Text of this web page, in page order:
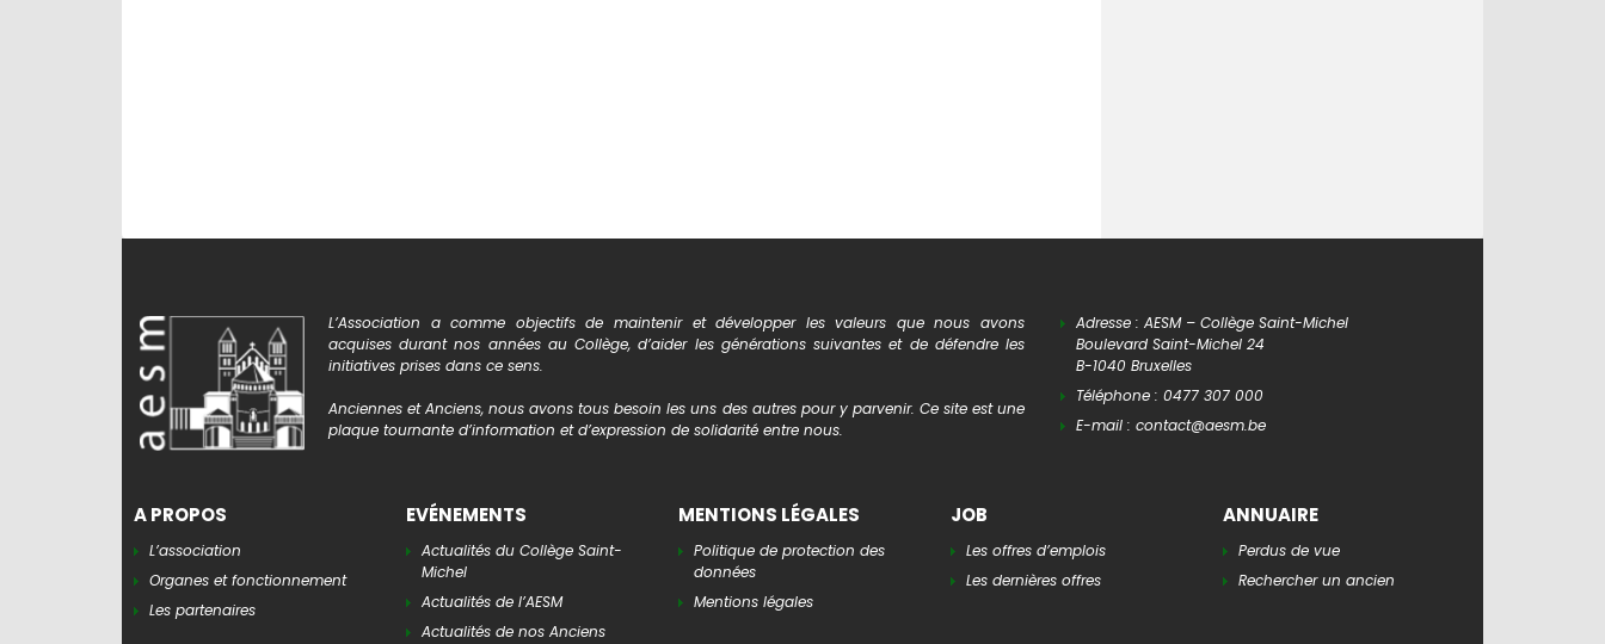
L’Association a comme objectifs de maintenir et développer les valeurs que nous avons
acquises durant nos années au Collège, d’aider les générations suivantes et de défendre les
initiatives prises dans ce sens.
Anciennes et Anciens, nous avons tous besoin les uns des autres pour y parvenir. Ce site est une
plaque tournante d’information et d’expression de solidarité entre nous.
Adresse : AESM – Collège Saint-Michel
Boulevard Saint-Michel 24
B-1040 Bruxelles
Téléphone : 0477 307 000
E-mail : contact@aesm.be
A PROPOS
L’association
Organes et fonctionnement
Les partenaires
EVÉNEMENTS
Actualités du Collège Saint-
Michel
Actualités de l’AESM
Actualités de nos Anciens
MENTIONS LÉGALES
Politique de protection des
données
Mentions légales
JOB
Les offres d’emplois
Les dernières offres
ANNUAIRE
Perdus de vue
Rechercher un ancien